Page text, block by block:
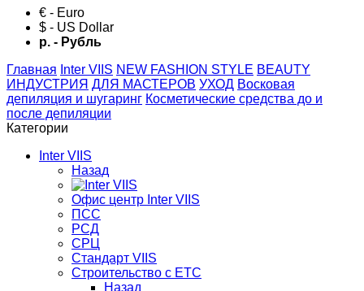
€ - Euro
$ - US Dollar
р. - Рубль
Главная Inter VIIS NEW FASHION STYLE BЕАUTY
ИНДУСТРИЯ ДЛЯ МАСТЕРОВ УХОД Восковая
депиляция и шугаринг Косметические средства до и
после депиляции
Категории
Inter VIIS
Назад
Офис центр Inter VIIS
ПСС
РСД
СРЦ
Стандарт VIIS
Строительство с ЕТС
Назад